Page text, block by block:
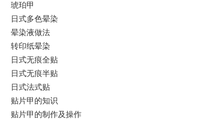
琥珀甲
日式多色晕染
晕染液做法
转印纸晕染
日式无痕全贴
日式无痕半贴
日式法式贴
贴片甲的知识
贴片甲的制作及操作